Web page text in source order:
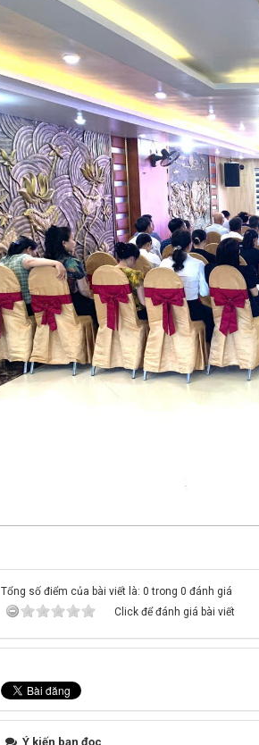
Tổng số điểm của bài viết là: 0 trong 0 đánh giá
Click để đánh giá bài viết
Ý kiến bạn đọc